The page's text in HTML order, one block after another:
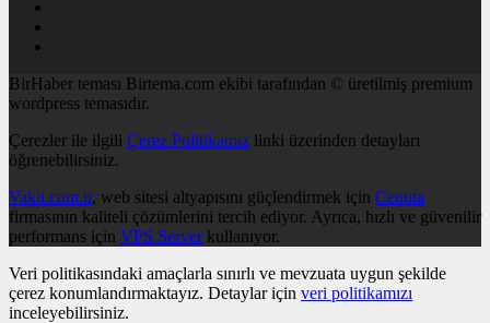
BirHaber teması Birtema.com ekibi tarafından © üretilmiş premium
wordpress temasıdır.
Çerezler ile ilgili Çerez Politikamız linki üzerinden detayları
öğrenebilirsiniz.
Vakit.com.tr, web sitesi altyapısını güçlendirmek için Cenuta
firmasının kaliteli çözümlerini tercih ediyor. Ayrıca, hızlı ve güvenilir
performans için VPS Serverkullanıyor.
Veri politikasındaki amaçlarla sınırlı ve mevzuata uygun şekilde
çerez konumlandırmaktayız. Detaylar için veri politikamızı
inceleyebilirsiniz.